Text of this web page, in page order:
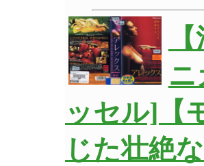
ッセル]【
じた壮絶